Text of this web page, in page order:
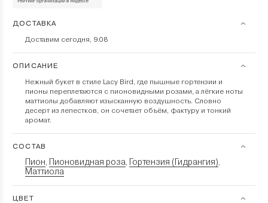
ДОСТАВКА
Доставим сегодня, 9.08
ОПИСАНИЕ
Нежный букет в стиле Lacy Bird, где пышные гортензии и
пионы переплетаются с пионовидными розами, а лёгкие ноты
маттиолы добавляют изысканную воздушность. Словно
десерт из лепестков, он сочетает объём, фактуру и тонкий
аромат.
СОСТАВ
Пион, Пионовидная роза, Гортензия (Гидрангия),
Маттиола
ЦВЕТ